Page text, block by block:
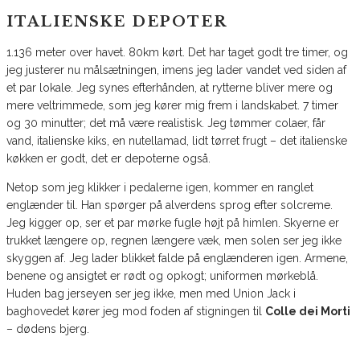
ITALIENSKE DEPOTER
1.136 meter over havet. 80km kørt. Det har taget godt tre timer, og
jeg justerer nu målsætningen, imens jeg lader vandet ved siden af
et par lokale. Jeg synes efterhånden, at rytterne bliver mere og
mere veltrimmede, som jeg kører mig frem i landskabet. 7 timer
og 30 minutter; det må være realistisk. Jeg tømmer colaer, får
vand, italienske kiks, en nutellamad, lidt tørret frugt – det italienske
køkken er godt, det er depoterne også.
Netop som jeg klikker i pedalerne igen, kommer en ranglet
englænder til. Han spørger på alverdens sprog efter solcreme.
Jeg kigger op, ser et par mørke fugle højt på himlen. Skyerne er
trukket længere op, regnen længere væk, men solen ser jeg ikke
skyggen af. Jeg lader blikket falde på englænderen igen. Armene,
benene og ansigtet er rødt og opkogt; uniformen mørkeblå.
Huden bag jerseyen ser jeg ikke, men med Union Jack i
baghovedet kører jeg mod foden af stigningen til Colle dei Morti
– dødens bjerg.